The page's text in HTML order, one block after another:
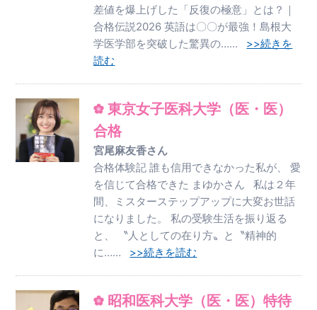
差値を爆上げした「反復の極意」とは？｜
合格伝説2026 英語は〇〇が最強！島根大
学医学部を突破した驚異の…… >>続きを
読む
東京女子医科大学（医・医）
合格
宮尾麻友香さん
合格体験記 誰も信用できなかった私が、 愛
を信じて合格できた まゆかさん 私は２年
間、ミスターステップアップに大変お世話
になりました。 私の受験生活を振り返る
と、 〝人としての在り方〟と〝精神的
に…… >>続きを読む
昭和医科大学（医・医）特待